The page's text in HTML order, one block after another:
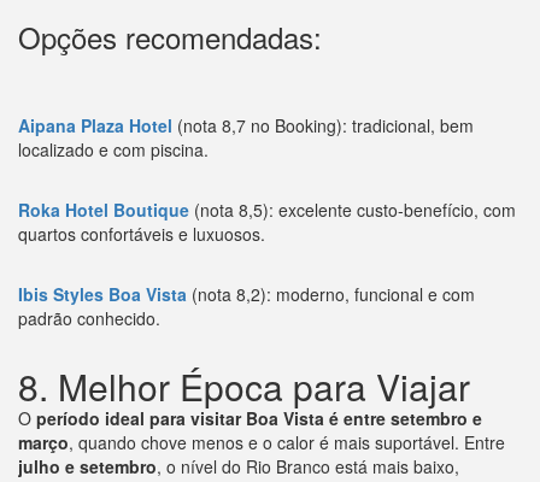
Opções recomendadas:
Aipana Plaza Hotel (nota 8,7 no Booking): tradicional, bem
localizado e com piscina.
Roka Hotel Boutique (nota 8,5): excelente custo-benefício, com
quartos confortáveis e luxuosos.
Ibis Styles Boa Vista (nota 8,2): moderno, funcional e com
padrão conhecido.
8. Melhor Época para Viajar
O período ideal para visitar Boa Vista é entre setembro e
março, quando chove menos e o calor é mais suportável. Entre
julho e setembro, o nível do Rio Branco está mais baixo,